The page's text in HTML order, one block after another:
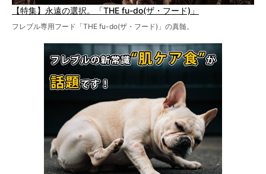
【特集】永遠の選択。「THE fu-do(ザ・フード)」
フレブル専用フード「THE fu-do(ザ・フード)」の真髄。